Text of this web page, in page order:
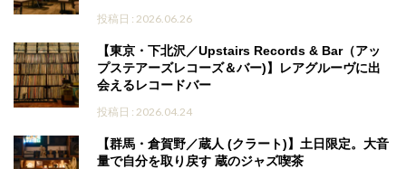
投稿日 : 2026.06.26
【東京・下北沢／Upstairs Records & Bar（アッ
プステアーズレコーズ＆バー)】レアグルーヴに出
会えるレコードバー
投稿日 : 2026.04.24
【群馬・倉賀野／蔵人 (クラート)】土日限定。大音
量で自分を取り戻す 蔵のジャズ喫茶